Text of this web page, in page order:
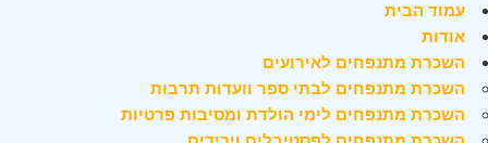
עמוד הבית
אודות
השכרת מתנפחים לאירועים
השכרת מתנפחים לבתי ספר וועדות תרבות
השכרת מתנפחים לימי הולדת ומסיבות פרטיות